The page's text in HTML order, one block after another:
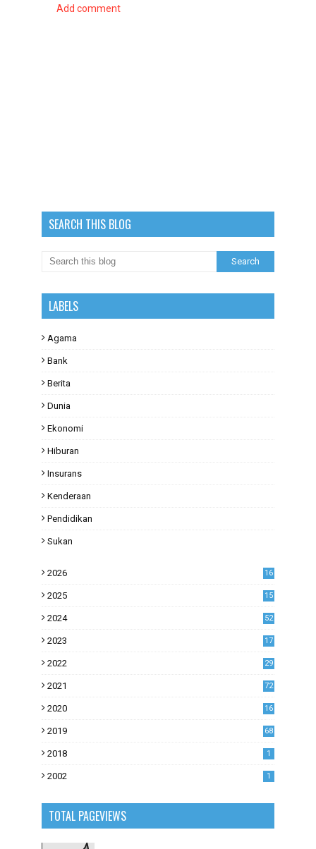
Add comment
SEARCH THIS BLOG
LABELS
Agama
Bank
Berita
Dunia
Ekonomi
Hiburan
Insurans
Kenderaan
Pendidikan
Sukan
2026 16
2025 15
2024 52
2023
17
2022
29
2021
72
2020
16
2019
68
2018 1
2002 1
TOTAL PAGEVIEWS